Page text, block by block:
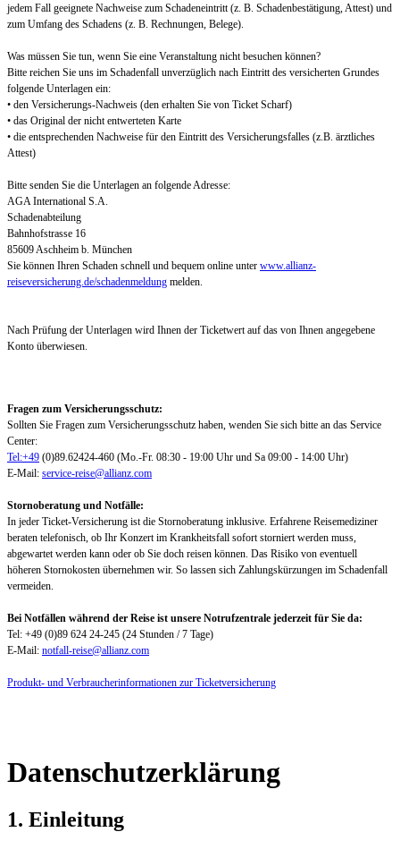
jedem Fall geeignete Nachweise zum Schadeneintritt (z. B. Schadenbestätigung, Attest) und
zum Umfang des Schadens (z. B. Rechnungen, Belege).
Was müssen Sie tun, wenn Sie eine Veranstaltung nicht besuchen können?
Bitte reichen Sie uns im Schadenfall unverzüglich nach Eintritt des versicherten Grundes
folgende Unterlagen ein:
• den Versicherungs-Nachweis (den erhalten Sie von Ticket Scharf)
• das Original der nicht entwerteten Karte
• die entsprechenden Nachweise für den Eintritt des Versicherungsfalles (z.B. ärztliches
Attest)
Bitte senden Sie die Unterlagen an folgende Adresse:
AGA International S.A.
Schadenabteilung
Bahnhofstrasse 16
85609 Aschheim b. München
Sie können Ihren Schaden schnell und bequem online unter www.allianz-
reiseversicherung.de/schadenmeldung melden.
Nach Prüfung der Unterlagen wird Ihnen der Ticketwert auf das von Ihnen angegebene
Konto überwiesen.
Fragen zum Versicherungsschutz:
Sollten Sie Fragen zum Versicherungsschutz haben, wenden Sie sich bitte an das Service
Center:
Tel:+49 (0)89.62424-460 (Mo.-Fr. 08:30 - 19:00 Uhr und Sa 09:00 - 14:00 Uhr)
E-Mail: service-reise@allianz.com
Stornoberatung und Notfälle:
In jeder Ticket-Versicherung ist die Stornoberatung inklusive. Erfahrene Reisemediziner
beraten telefonisch, ob Ihr Konzert im Krankheitsfall sofort storniert werden muss,
abgewartet werden kann oder ob Sie doch reisen können. Das Risiko von eventuell
höheren Stornokosten übernehmen wir. So lassen sich Zahlungskürzungen im Schadenfall
vermeiden.
Bei Notfällen während der Reise ist unsere Notrufzentrale jederzeit für Sie da:
Tel: +49 (0)89 624 24-245 (24 Stunden / 7 Tage)
E-Mail: notfall-reise@allianz.com
Produkt- und Verbraucherinformationen zur Ticketversicherung
Datenschutzerklärung
1. Einleitung